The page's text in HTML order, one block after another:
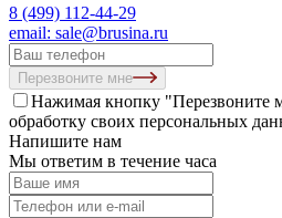
8 (499) 112-44-29
email: sale@brusina.ru
Перезвоните мне
Нажимая кнопку "Перезвоните
обработку своих персональных
Напишите нам
Мы ответим в течение часа